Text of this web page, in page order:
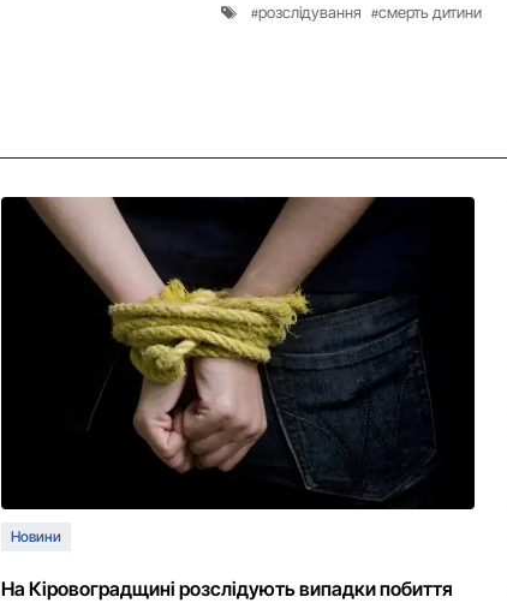
розслідування смерть дитини
Новини
На Кіровоградщині розслідують випадки побиття